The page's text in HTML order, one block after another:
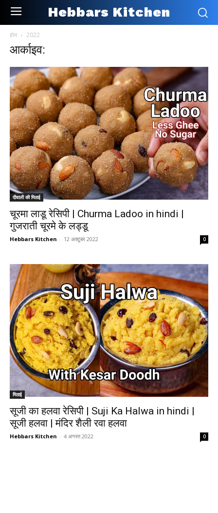
Hebbars Kitchen
होम 2022
आर्काइव:
दीवाली की मिठाई
चूरमा लाडू रेसिपी | Churma Ladoo in hindi |
गुजराती चूरमे के लड्डू
Hebbars Kitchen - 12 अक्टूबर 2022 0
मिठाई
सूजी का हलवा रेसिपी | Suji Ka Halwa in hindi |
सूजी हलवा | मंदिर शैली रवा हलवा
Hebbars Kitchen - 4 अगस्त 2022 0